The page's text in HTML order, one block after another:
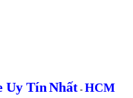
Uy TínNhất- HCM